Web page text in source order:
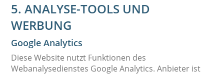
5. ANALYSE-TOOLS UND
WERBUNG
Google Analytics
Diese Website nutzt Funktionen des
Webanalysedienstes Google Analytics. Anbieter ist